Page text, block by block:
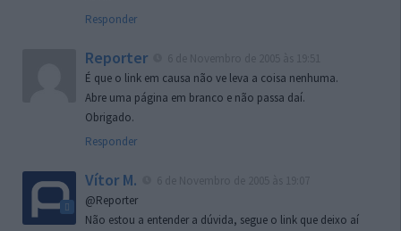
Responder
Reporter
É que o link em causa não ve leva a coisa nenhuma.
Abre uma página em branco e não passa daí.
Obrigado.
Responder
Vítor M.
@Reporter
Não estou a entender a dúvida, segue o link que deixo aí